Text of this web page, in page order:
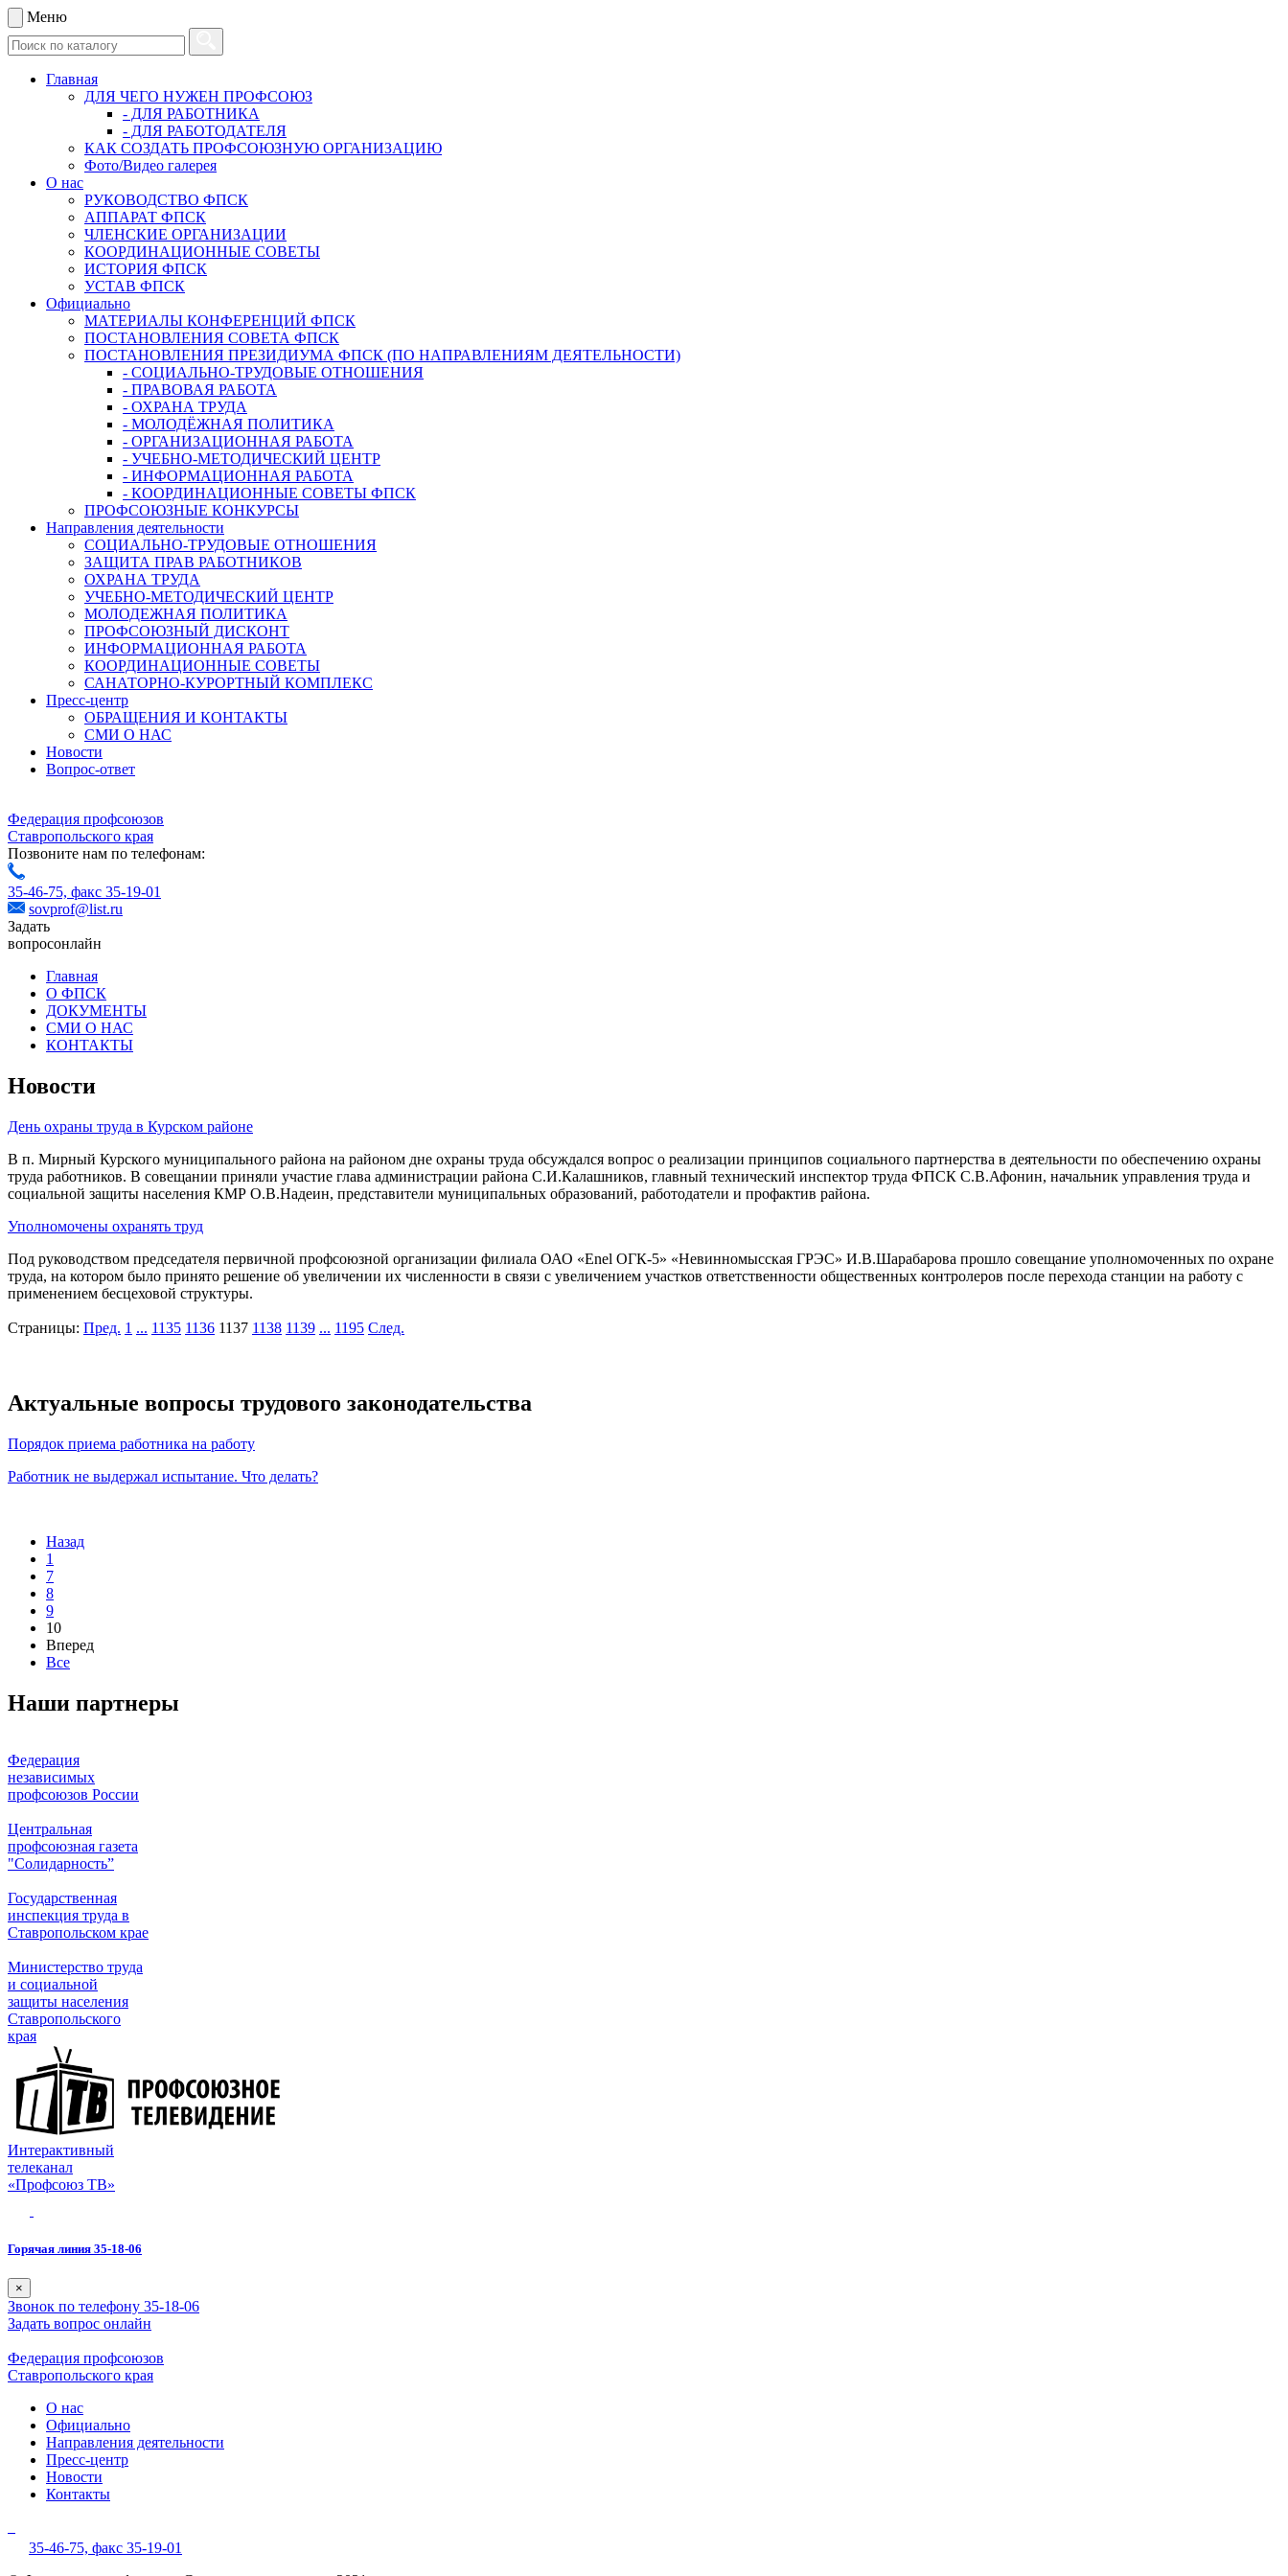
Меню
Главная
ДЛЯ ЧЕГО НУЖЕН ПРОФСОЮЗ
- ДЛЯ РАБОТНИКА
- ДЛЯ РАБОТОДАТЕЛЯ
КАК СОЗДАТЬ ПРОФСОЮЗНУЮ ОРГАНИЗАЦИЮ
Фото/Видео галерея
О нас
РУКОВОДСТВО ФПСК
АППАРАТ ФПСК
ЧЛЕНСКИЕ ОРГАНИЗАЦИИ
КООРДИНАЦИОННЫЕ СОВЕТЫ
ИСТОРИЯ ФПСК
УСТАВ ФПСК
Официально
МАТЕРИАЛЫ КОНФЕРЕНЦИЙ ФПСК
ПОСТАНОВЛЕНИЯ СОВЕТА ФПСК
ПОСТАНОВЛЕНИЯ ПРЕЗИДИУМА ФПСК (ПО НАПРАВЛЕНИЯМ ДЕЯТЕЛЬНОСТИ)
- СОЦИАЛЬНО-ТРУДОВЫЕ ОТНОШЕНИЯ
- ПРАВОВАЯ РАБОТА
- ОХРАНА ТРУДА
- МОЛОДЁЖНАЯ ПОЛИТИКА
- ОРГАНИЗАЦИОННАЯ РАБОТА
- УЧЕБНО-МЕТОДИЧЕСКИЙ ЦЕНТР
- ИНФОРМАЦИОННАЯ РАБОТА
- КООРДИНАЦИОННЫЕ СОВЕТЫ ФПСК
ПРОФСОЮЗНЫЕ КОНКУРСЫ
Направления деятельности
СОЦИАЛЬНО-ТРУДОВЫЕ ОТНОШЕНИЯ
ЗАЩИТА ПРАВ РАБОТНИКОВ
ОХРАНА ТРУДА
УЧЕБНО-МЕТОДИЧЕСКИЙ ЦЕНТР
МОЛОДЕЖНАЯ ПОЛИТИКА
ПРОФСОЮЗНЫЙ ДИСКОНТ
ИНФОРМАЦИОННАЯ РАБОТА
КООРДИНАЦИОННЫЕ СОВЕТЫ
САНАТОРНО-КУРОРТНЫЙ КОМПЛЕКС
Пресс-центр
ОБРАЩЕНИЯ И КОНТАКТЫ
СМИ О НАС
Новости
Вопрос-ответ
Федерация профсоюзов
Ставропольского края
Позвоните нам по телефонам:
35-46-75, факс 35-19-01
sovprof@list.ru
Задать
вопросонлайн
Главная
О ФПСК
ДОКУМЕНТЫ
СМИ О НАС
КОНТАКТЫ
Новости
День охраны труда в Курском районе
В п. Мирный Курского муниципального района на районом дне охраны труда обсуждался вопрос о реализации принципов социального партнерства в деятельности по обеспечению охраны
труда работников. В совещании приняли участие глава администрации района С.И.Калашников, главный технический инспектор труда ФПСК С.В.Афонин, начальник управления труда и
социальной защиты населения КМР О.В.Надеин, представители муниципальных образований, работодатели и профактив района.
Уполномочены охранять труд
Под руководством председателя первичной профсоюзной организации филиала ОАО «Enel ОГК-5» «Невинномысская ГРЭС» И.В.Шарабарова прошло совещание уполномоченных по охране
труда, на котором было принято решение об увеличении их численности в связи с увеличением участков ответственности общественных контролеров после перехода станции на работу с
применением бесцеховой структуры.
Страницы: Пред. 1 ... 1135 1136 1137 1138 1139 ... 1195 След.
Актуальные вопросы трудового законодательства
Порядок приема работника на работу
Работник не выдержал испытание. Что делать?
Назад
1
7
8
9
10
Вперед
Все
Наши партнеры
Федерация
независимых
профсоюзов России
Центральная
профсоюзная газета
"Солидарность”
Государственная
инспекция труда в
Ставропольском крае
Министерство труда
и социальной
защиты населения
Ставропольского
края
Интерактивный
телеканал
«Профсоюз ТВ»
Горячая линия 35-18-06
×
Звонок по телефону 35-18-06
Задать вопрос онлайн
Федерация профсоюзов
Ставропольского края
О нас
Официально
Направления деятельности
Пресс-центр
Новости
Контакты
35-46-75, факс 35-19-01